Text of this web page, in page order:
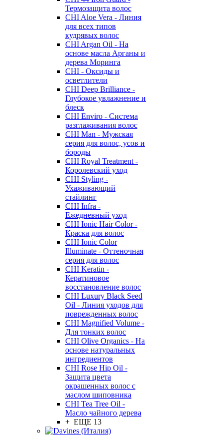
Термозащита волос
CHI Aloe Vera - Линия
для всех типов
кудрявых волос
CHI Argan Oil - На
основе масла Арганы и
дерева Моринга
CHI - Оксиды и
осветлители
CHI Deep Brilliance -
Глубокое увлажнение и
блеск
CHI Enviro - Система
разглаживания волос
CHI Man - Мужская
серия для волос, усов и
бороды
CHI Royal Treatment -
Королевский уход
CHI Styling -
Ухаживающий
стайлинг
CHI Infra -
Ежедневный уход
CHI Ionic Hair Color -
Краска для волос
CHI Ionic Color
Illuminate - Оттеночная
серия для волос
CHI Keratin -
Кератиновое
восстановление волос
CHI Luxury Black Seed
Oil - Линия уходов для
поврежденных волос
CHI Magnified Volume -
Для тонких волос
CHI Olive Organics - На
основе натуральных
ингредиентов
CHI Rose Hip Oil -
Защита цвета
окрашенных волос с
маслом шиповника
CHI Tea Tree Oil -
Масло чайного дерева
+ ЕЩЕ 13